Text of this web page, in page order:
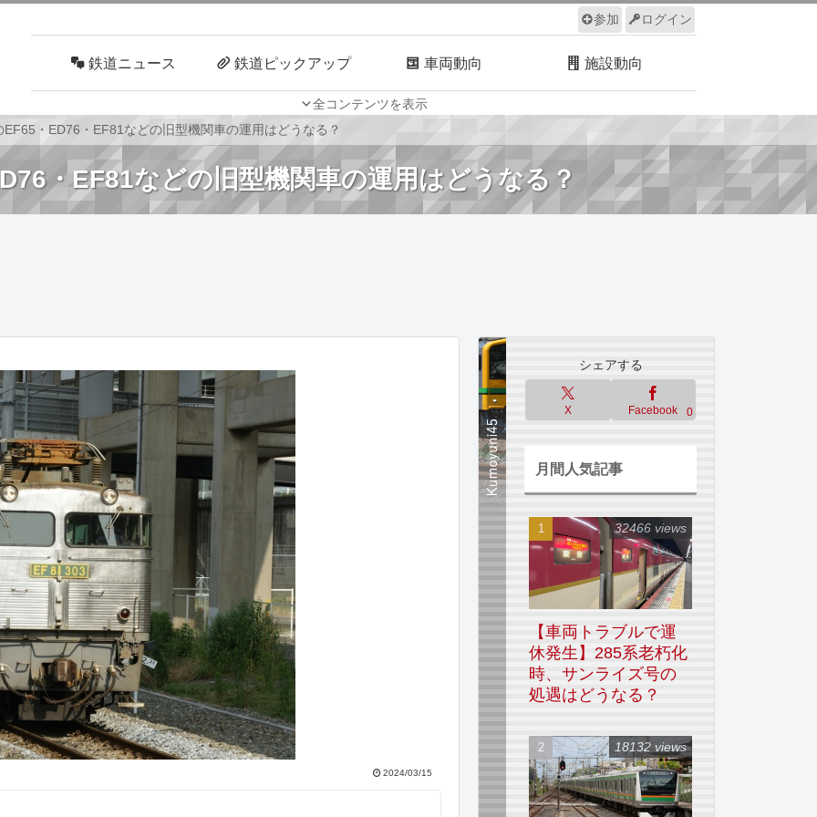
ログイン
参加
全コンテンツを表示
鉄道ニュース 鉄道ピックアップ 車両動向 施設動向
車両技術 路線探訪 ルール サイトについて
・ED76・EF81などの旧型機関車の運用はどうなる？
・EF81などの旧型機関車の運用はどうなる？
2024/03/15
シェアする
X Facebook 0
月間人気記事
【車両トラブルで運
休発生】285系老朽化
時、サンライズ号の
処遇はどうなる？
32466 views
18132 views